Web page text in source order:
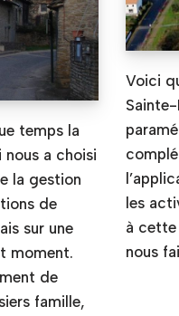
temps la
nous a choisi
la gestion
de
sur une
moment.
de
famille,
Voici
les
à
nous